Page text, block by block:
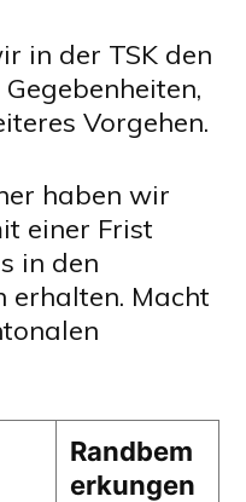
in der TSK den
Vorgehen.
haben wir
einer Frist
in den
erhalten. Macht
Randbem
erkungen